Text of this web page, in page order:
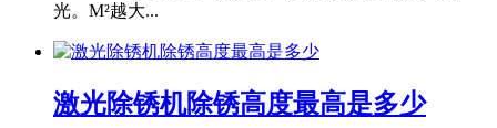
光。M²越大...
激光除锈机除锈高度最高是多少